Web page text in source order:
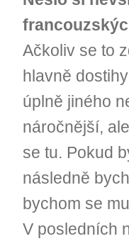
Ačkoliv se to
hlavně
úplně jiného
náročnější,
se tu. Pokud
následně
bychom se
V posledních